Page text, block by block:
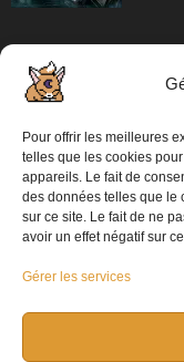
Pour offrir les meilleures
telles que les cookies
appareils. Le fait de
des données telles que le
sur ce site. Le fait de ne
avoir un effet négatif sur
Gérer les services
CATÉGORIE POPULAIRE
PC
Playstation 5
XBOX
Mobile